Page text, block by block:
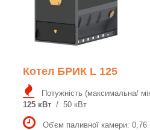
Котел БРИК L 125
Потужність (максимальна/
125 кВт / 50 кВт
Об'єм паливної камери: 0,76